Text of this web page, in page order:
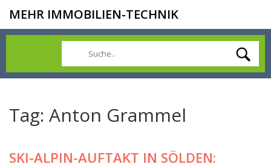
MEHR IMMOBILIEN-TECHNIK
Tag: Anton Grammel
SKI-ALPIN-AUFTAKT IN SÖLDEN: